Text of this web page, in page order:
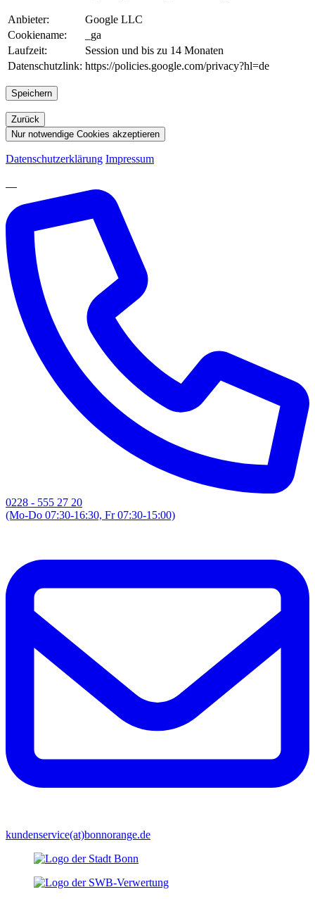
Anbieter:
Google LLC
Cookiename:
_ga
Laufzeit:
Session und bis zu 14 Monaten
Datenschutzlink: https://policies.google.com/privacy?hl=de
Speichern
Zurück
Nur notwendige Cookies akzeptieren
Datenschutzerklärung Impressum
0228 - 555 27 20
(Mo-Do 07:30-16:30, Fr 07:30-15:00)
kundenservice(at)bonnorange.de